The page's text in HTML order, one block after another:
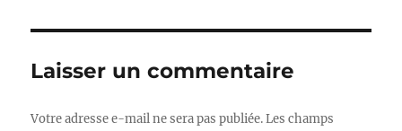
Laisser un commentaire
Votre adresse e-mail ne sera pas publiée. Les champs